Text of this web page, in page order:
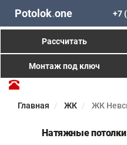
Potolok.one +7
Рассчитать
Монтаж под ключ
Главная ЖК ЖК
Натяжные